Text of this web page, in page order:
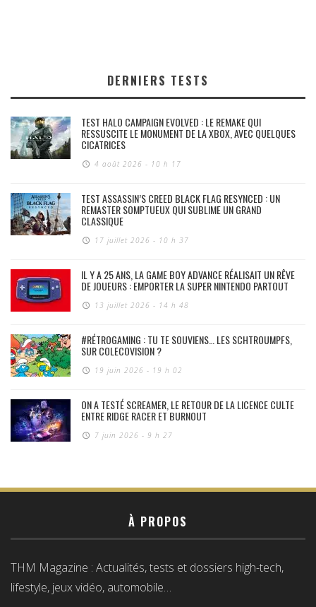
DERNIERS TESTS
TEST HALO CAMPAIGN EVOLVED : LE REMAKE QUI
RESSUSCITE LE MONUMENT DE LA XBOX, AVEC QUELQUES
CICATRICES
4 août 2026 - 10 h 17
TEST ASSASSIN’S CREED BLACK FLAG RESYNCED : UN
REMASTER SOMPTUEUX QUI SUBLIME UN GRAND
CLASSIQUE
17 juillet 2026 - 10 h 37
IL Y A 25 ANS, LA GAME BOY ADVANCE RÉALISAIT UN RÊVE
DE JOUEURS : EMPORTER LA SUPER NINTENDO PARTOUT
13 juillet 2026 - 14 h 48
#RÉTROGAMING : TU TE SOUVIENS… LES SCHTROUMPFS,
SUR COLECOVISION ?
19 juin 2026 - 19 h 02
ON A TESTÉ SCREAMER, LE RETOUR DE LA LICENCE CULTE
ENTRE RIDGE RACER ET BURNOUT
7 juin 2026 - 9 h 27
À PROPOS
THM Magazine : Actualités, tests et dossiers high-tech,
lifestyle, jeux vidéo, automobile…